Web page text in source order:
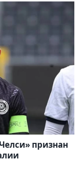
признан